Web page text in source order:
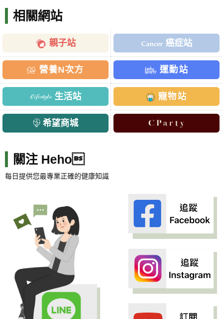
相關網站
親子站 癌症站
營養N次方 運動站
生活站 寵物站
希望商城
關注 Heho
每日提供您最專業正確的健康知識